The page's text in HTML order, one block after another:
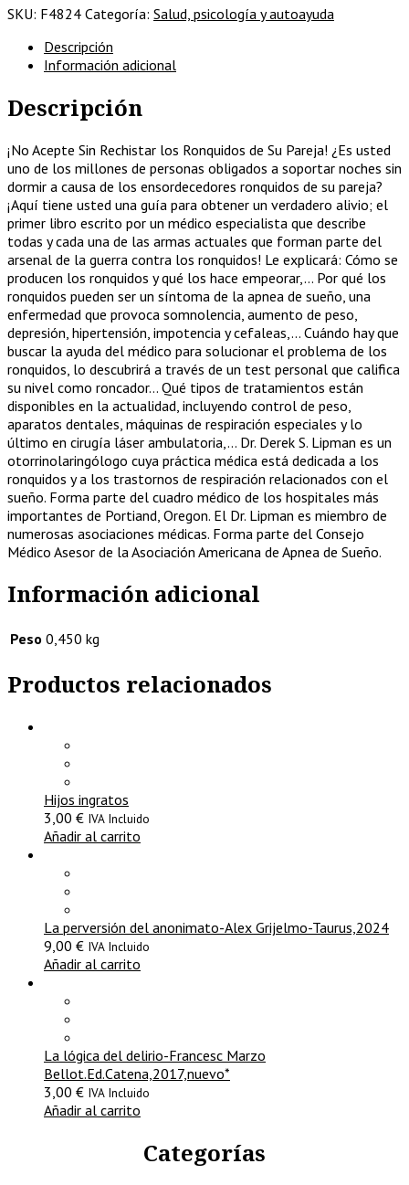
la
métodos
evitar
la
peor
de
las
molestias
nocturnas
cantidad
SKU: F4824 Categoría: Salud, psicología y autoayuda
Descripción
Información adicional
Descripción
¡No Acepte Sin Rechistar los Ronquidos de Su Pareja! ¿Es usted
uno de los millones de personas obligados a soportar noches sin
dormir a causa de los ensordecedores ronquidos de su pareja?
¡Aquí tiene usted una guía para obtener un verdadero alivio; el
primer libro escrito por un médico especialista que describe
todas y cada una de las armas actuales que forman parte del
arsenal de la guerra contra los ronquidos! Le explicará: Cómo se
producen los ronquidos y qué los hace empeorar,… Por qué los
ronquidos pueden ser un síntoma de la apnea de sueño, una
enfermedad que provoca somnolencia, aumento de peso,
depresión, hipertensión, impotencia y cefaleas,… Cuándo hay que
buscar la ayuda del médico para solucionar el problema de los
ronquidos, lo descubrirá a través de un test personal que califica
su nivel como roncador… Qué tipos de tratamientos están
disponibles en la actualidad, incluyendo control de peso,
aparatos dentales, máquinas de respiración especiales y lo
último en cirugía láser ambulatoria,… Dr. Derek S. Lipman es un
otorrinolaringólogo cuya práctica médica está dedicada a los
ronquidos y a los trastornos de respiración relacionados con el
sueño. Forma parte del cuadro médico de los hospitales más
importantes de Portiand, Oregon. El Dr. Lipman es miembro de
numerosas asociaciones médicas. Forma parte del Consejo
Médico Asesor de la Asociación Americana de Apnea de Sueño.
Información adicional
Peso 0,450 kg
Productos relacionados
Hijos ingratos
3,00 € IVA Incluido
Añadir al carrito
La perversión del anonimato-Alex Grijelmo-Taurus,2024
9,00 € IVA Incluido
Añadir al carrito
La lógica del delirio-Francesc Marzo
Bellot.Ed.Catena,2017,nuevo*
3,00 € IVA Incluido
Añadir al carrito
Categorías